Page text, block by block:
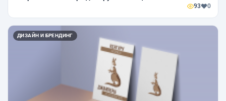
93 0
ДИЗАЙН И БРЕНДИНГ